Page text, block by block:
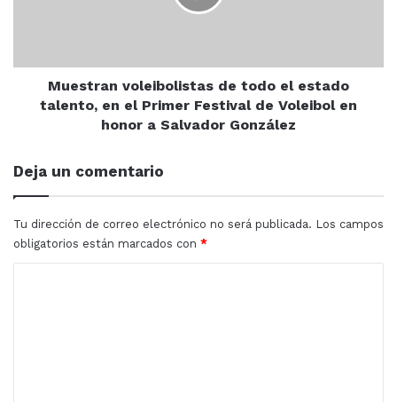
el
Primer
Festival
honor
a
Muestran voleibolistas de todo el estado
talento, en el Primer Festival de Voleibol en
honor a Salvador González
Deja un comentario
Tu dirección de correo electrónico no será publicada. Los campos
obligatorios están marcados con *